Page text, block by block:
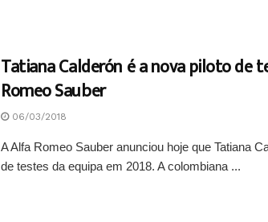
Tatiana Calderón é a nova piloto de
Romeo Sauber
06/03/2018
A Alfa Romeo Sauber anunciou hoje que Tatiana
de testes da equipa em 2018. A colombiana ...